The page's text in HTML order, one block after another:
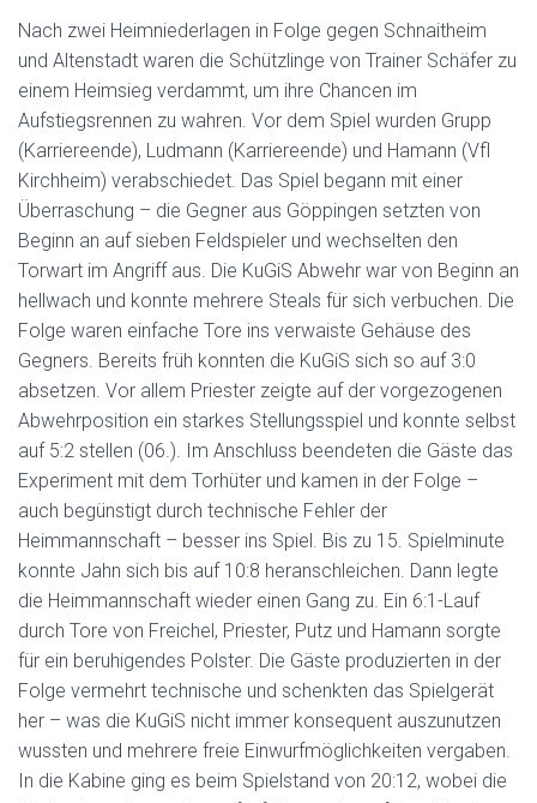
Nach zwei Heimniederlagen in Folge gegen Schnaitheim
und Altenstadt waren die Schützlinge von Trainer Schäfer zu
einem Heimsieg verdammt, um ihre Chancen im
Aufstiegsrennen zu wahren. Vor dem Spiel wurden Grupp
(Karriereende), Ludmann (Karriereende) und Hamann (Vfl
Kirchheim) verabschiedet. Das Spiel begann mit einer
Überraschung – die Gegner aus Göppingen setzten von
Beginn an auf sieben Feldspieler und wechselten den
Torwart im Angriff aus. Die KuGiS Abwehr war von Beginn an
hellwach und konnte mehrere Steals für sich verbuchen. Die
Folge waren einfache Tore ins verwaiste Gehäuse des
Gegners. Bereits früh konnten die KuGiS sich so auf 3:0
absetzen. Vor allem Priester zeigte auf der vorgezogenen
Abwehrposition ein starkes Stellungsspiel und konnte selbst
auf 5:2 stellen (06.). Im Anschluss beendeten die Gäste das
Experiment mit dem Torhüter und kamen in der Folge –
auch begünstigt durch technische Fehler der
Heimmannschaft – besser ins Spiel. Bis zu 15. Spielminute
konnte Jahn sich bis auf 10:8 heranschleichen. Dann legte
die Heimmannschaft wieder einen Gang zu. Ein 6:1-Lauf
durch Tore von Freichel, Priester, Putz und Hamann sorgte
für ein beruhigendes Polster. Die Gäste produzierten in der
Folge vermehrt technische und schenkten das Spielgerät
her – was die KuGiS nicht immer konsequent auszunutzen
wussten und mehrere freie Einwurfmöglichkeiten vergaben.
In die Kabine ging es beim Spielstand von 20:12, wobei die